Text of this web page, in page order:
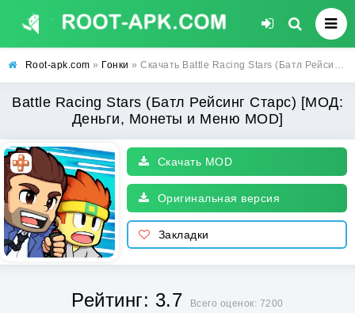
Root-apk.com » Гонки » Скачать Battle Racing Stars (Батл Рейсинг Старс) [МОД: Деньги, Монеты и Меню MOD] | Взлом Battle Racing Stars на Андроид
Battle Racing Stars (Батл Рейсинг Старс) [МОД:
Деньги, Монеты и Меню MOD]
Скачать MOD
Оригинальная версия
Закладки
Рейтинг: 3.7 Всего оценок: 7200